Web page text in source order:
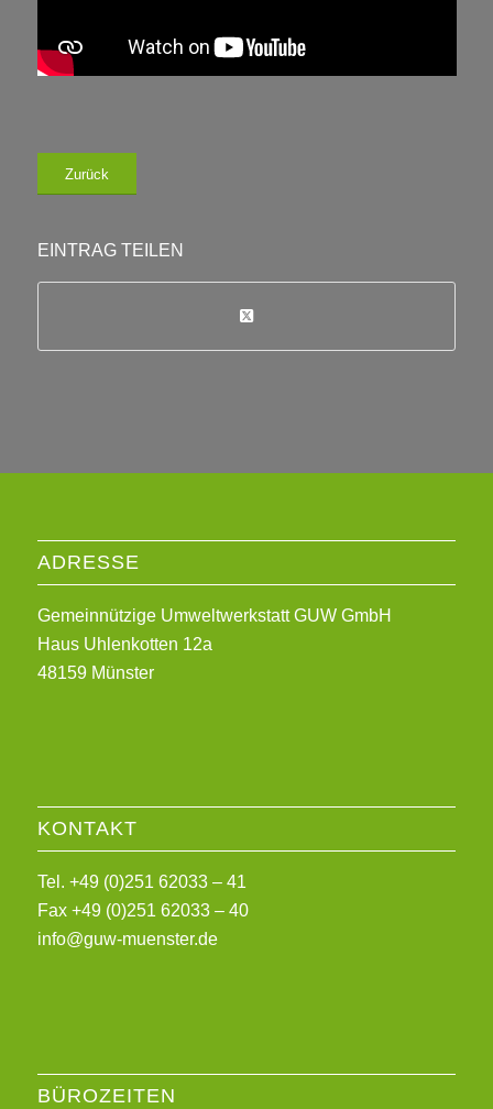
Zurück
EINTRAG TEILEN
ADRESSE
Gemeinnützige Umweltwerkstatt GUW GmbH
Haus Uhlenkotten 12a
48159 Münster
KONTAKT
Tel. +49 (0)251 62033 – 41
Fax +49 (0)251 62033 – 40
info@guw-muenster.de
BÜROZEITEN